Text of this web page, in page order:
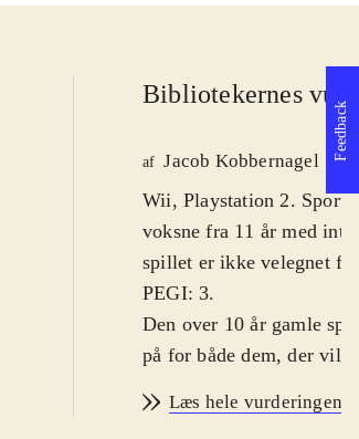
Bibliotekernes
af Jacob Kobbernagel
Wii, Playstation 2.
voksne fra 11 år med
spillet er ikke velegnet
PEGI: 3.
Den over 10 år gamle
på for både dem, der vil
trindeling på wii-
Læs hele vurderingen
Feedback